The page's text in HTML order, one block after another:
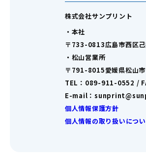
株式会社サンプリント
・本社
〒733-0813広島市西区
・松山営業所
〒791-8015愛媛県松山
TEL：089-911-0552 /
E-mail：
個人情報保護方針
個人情報の取り扱いにつ